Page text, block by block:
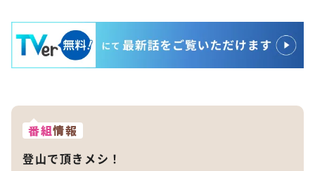
番組情報
登山で頂きメシ！